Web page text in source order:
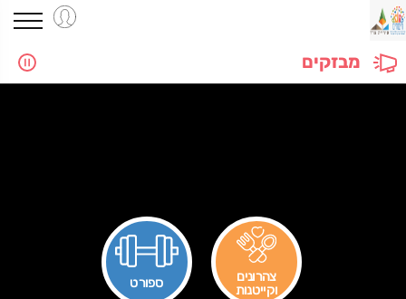
מבזקים
צהרונים
וקייטנות
ספורט